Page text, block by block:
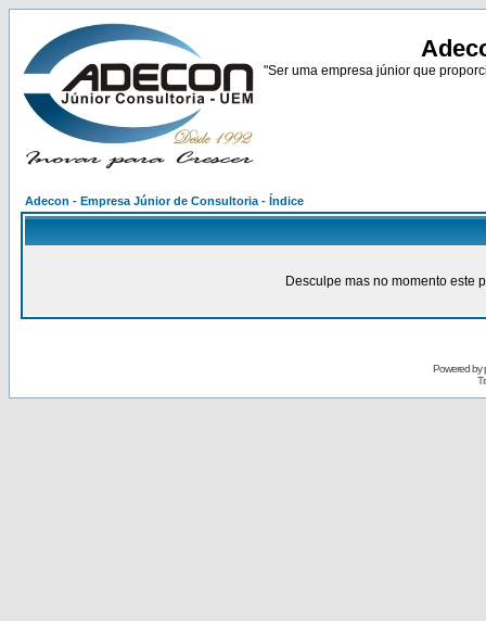
"Ser uma empresa júnior que
Adecon - Empresa Júnior de Consultoria - Índice
Desculpe mas no momento este
Powered by